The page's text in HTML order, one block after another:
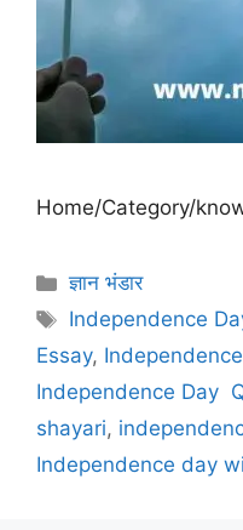
Home/Category/
Categories
ज्ञान भंडार
Tags
Independence
Essay,
Independence Day
shayari,
Independence day